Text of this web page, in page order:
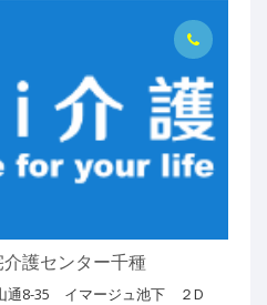
護センター千種
通8-35 イマージュ池下 ２D